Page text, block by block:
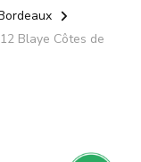
Blaye Côtes de